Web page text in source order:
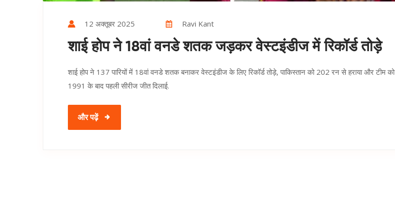
12 अक्तूबर 2025 Ravi Kant
शाई होप ने 18वां वनडे शतक जड़कर वेस्टइंडीज में रिकॉर्ड तोड़े
शाई होप ने 137 पारियों में 18वां वनडे शतक बनाकर वेस्टइंडीज के लिए रिकॉर्ड तोड़े, पाकिस्तान को 202 रन से हराया और टीम को
1991 के बाद पहली सीरीज जीत दिलाई.
और पढ़ें